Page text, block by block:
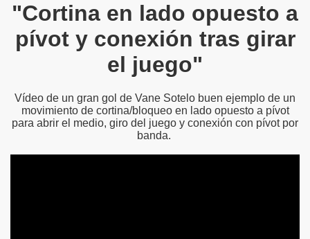
"Cortina en lado opuesto a
pívot y conexión tras girar
el juego"
Vídeo de un gran gol de Vane Sotelo buen ejemplo de un
movimiento de cortina/bloqueo en lado opuesto a pívot
para abrir el medio, giro del juego y conexión con pívot por
banda.